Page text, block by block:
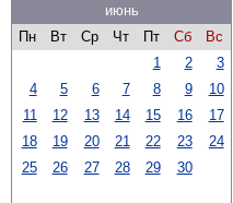
июнь
Пн
Вт Ср Чт Пт Сб
Вс
1
2
3
4
5 6 7 8 9
10
11
12 13 14 15 16
17
18
19 20 21 22 23
24
25
26 27 28 29 30